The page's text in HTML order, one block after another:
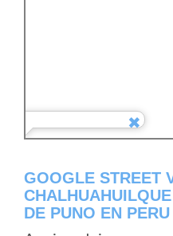
GOOGLE STREET
DE PUNO EN PERU